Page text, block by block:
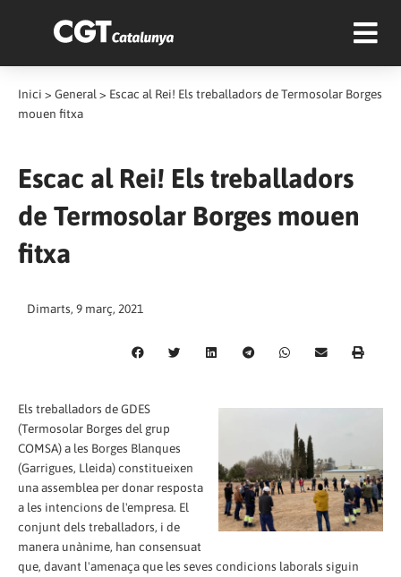
Inici > General > Escac al Rei! Els treballadors de Termosolar Borges
mouen fitxa
Escac al Rei! Els treballadors
de Termosolar Borges mouen
fitxa
Dimarts, 9 març, 2021
Els treballadors de GDES
(Termosolar Borges del grup
COMSA) a les Borges Blanques
(Garrigues, Lleida) constitueixen
una assemblea per donar resposta
a les intencions de l'empresa. El
conjunt dels treballadors, i de
manera unànime, han consensuat
que, davant l'amenaça que les seves condicions laborals siguin